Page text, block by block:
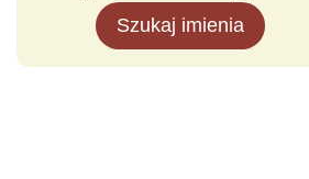
Szukaj imienia